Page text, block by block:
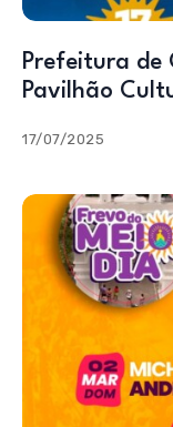
Prefeitura de
Pavilhão
17/07/2025